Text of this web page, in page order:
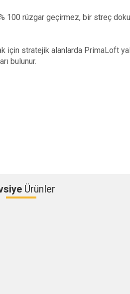
rüzgar geçirmez, bir streç
için stratejik alanlarda PrimaLoft
bulunur.
Ürünler